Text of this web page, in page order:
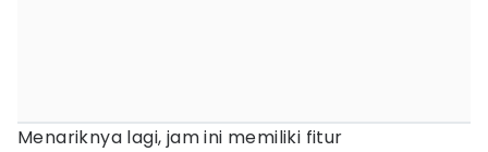
Menariknya lagi, jam ini memiliki fitur